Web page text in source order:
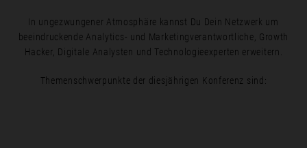
In ungezwungener Atmosphäre kannst Du Dein Netzwerk um
beeindruckende Analytics- und Marketingverantwortliche, Growth
Hacker, Digitale Analysten und Technologieexperten erweitern.
Themenschwerpunkte der diesjährigen Konferenz sind: